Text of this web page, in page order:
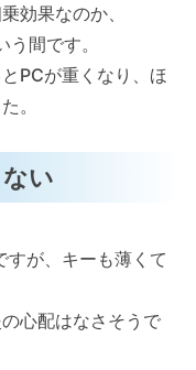
効果なのか、
間です。
PCが重くなり、ほ
。
い
すが、キーも薄くて
心配はなさそうで